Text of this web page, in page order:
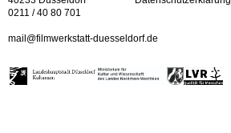
0211 / 40 80 701
mail@filmwerkstatt-duesseldorf.de